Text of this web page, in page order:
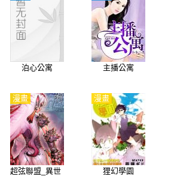
泊心公寓 主播公寓
超弦聯盟_異世
漫畫
狸幻學園
漫畫